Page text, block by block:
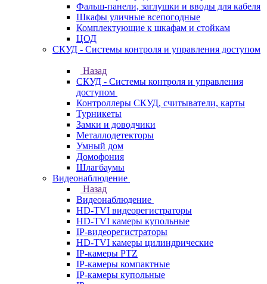
Фальш-панели, заглушки и вводы для кабеля
Шкафы уличные всепогодные
Комплектующие к шкафам и стойкам
ЦОД
СКУД - Системы контроля и управления доступом
Назад
СКУД - Системы контроля и управления
доступом
Контроллеры СКУД, считыватели, карты
Турникеты
Замки и доводчики
Металлодетекторы
Умный дом
Домофония
Шлагбаумы
Видеонаблюдение
Назад
Видеонаблюдение
HD-TVI видеорегистраторы
HD-TVI камеры купольные
IP-видеорегистраторы
HD-TVI камеры цилиндрические
IP-камеры PTZ
IP-камеры компактные
IP-камеры купольные